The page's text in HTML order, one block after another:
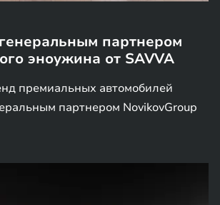
генеральным партнером
эноужина от SAVVA
премиальных автомобилей
партнером NovikovGroup